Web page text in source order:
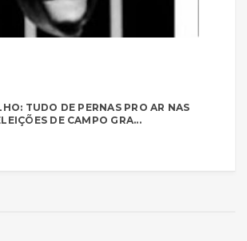
TUDO DE PERNAS PRO AR NAS
DE CAMPO GRA...